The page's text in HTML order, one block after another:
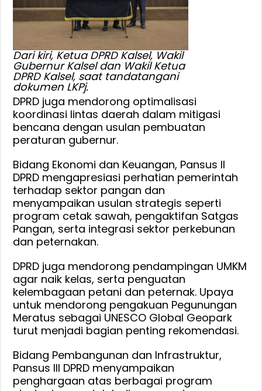
Dari kiri, Ketua DPRD Kalsel, Wakil
Gubernur Kalsel dan Wakil Ketua
DPRD Kalsel, saat tandatangani
dokumen LKPj.
DPRD juga mendorong optimalisasi
koordinasi lintas daerah dalam mitigasi
bencana dengan usulan pembuatan
peraturan gubernur.
Bidang Ekonomi dan Keuangan, Pansus II
DPRD mengapresiasi perhatian pemerintah
terhadap sektor pangan dan
menyampaikan usulan strategis seperti
program cetak sawah, pengaktifan Satgas
Pangan, serta integrasi sektor perkebunan
dan peternakan.
DPRD juga mendorong pendampingan UMKM
agar naik kelas, serta penguatan
kelembagaan petani dan peternak. Upaya
untuk mendorong pengakuan Pegunungan
Meratus sebagai UNESCO Global Geopark
turut menjadi bagian penting rekomendasi.
Bidang Pembangunan dan Infrastruktur,
Pansus III DPRD menyampaikan
penghargaan atas berbagai program